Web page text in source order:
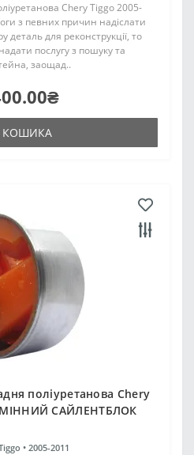
Chery Tiggo 2005-
з певних причин надіслати
для реконструкції, то
послугу з пошуку та
заощад..
КОШИКА
поліуретанова Chery
САЙЛЕНТБЛОК
• 2005-2011